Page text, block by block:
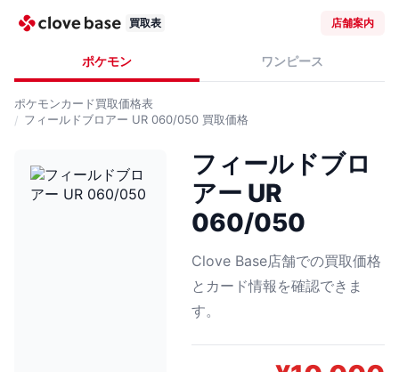
買取表 店舗案内
ポケモン ワンピース
ポケモンカード買取価格表
フィールドブロアー UR 060/050 買取価格
フィールドブロ
アー UR
060/050
Clove Base店舗での買取価格
とカード情報を確認できま
す。